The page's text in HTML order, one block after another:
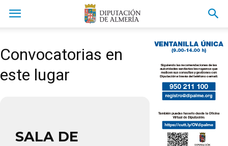
Convocatorias en
este lugar
SALA DE